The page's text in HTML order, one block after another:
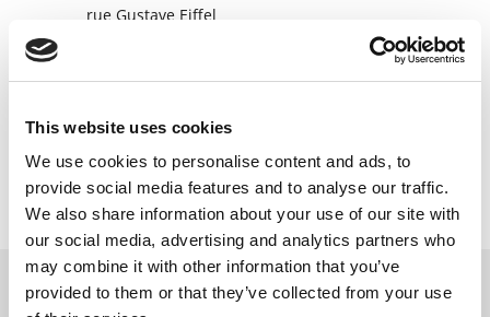
This website uses cookies
We use cookies to personalise content and ads, to
provide social media features and to analyse our traffic.
We also share information about your use of our site with
our social media, advertising and analytics partners who
may combine it with other information that you’ve
provided to them or that they’ve collected from your use
rue Gustave Eiffel
Contacter maintenant